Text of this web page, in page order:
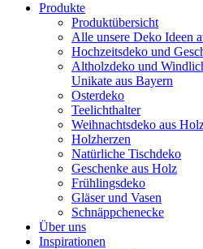
Produkte
Produktübersicht
Alle unsere Deko Ideen
Hochzeitsdeko und
Altholzdeko und
Unikate aus Bayern
Osterdeko
Teelichthalter
Weihnachts­deko aus
Holzherzen
Natürliche Tischdeko
Geschenke aus Holz
Frühlingsdeko
Gläser und Vasen
Schnäppchenecke
Über uns
Inspirationen